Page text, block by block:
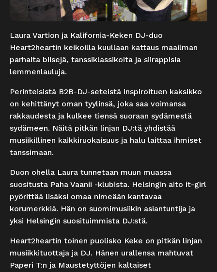
Laura Vartion ja Kalifornia-Keken DJ-duo
Heart2heartin keikoilla kuullaan kattaus maailman
parhaita biisejä, tanssiklassikoita ja siirappisia
lemmenlauluja.
Perinteisistä B2B-DJ-seteistä inspiroituen kaksikko
on kehittänyt oman tyylinsä, joka saa voimansa
rakkaudesta ja kulkee tiensä suoraan sydämestä
sydämeen. Näitä pitkän linjan DJ:tä yhdistää
musiikillinen kaikkiruokaisuus ja halu laittaa ihmiset
tanssimaan.
Duon ohella Laura tunnetaan muun muassa
suositusta Paha Vaanii -klubista. Helsingin aito it-girl
pyörittää lisäksi omaa nimeään kantavaa
korumerkkiä. Hän on suomimusiikin asiantuntija ja
yksi Helsingin suosituimmista DJ:stä.
Heart2heartin toinen puolisko Keke on pitkän linjan
musiikkituottaja ja DJ. Hänen urallensa mahtuvat
Paperi T:n ja Maustetyttöjen kaltaiset